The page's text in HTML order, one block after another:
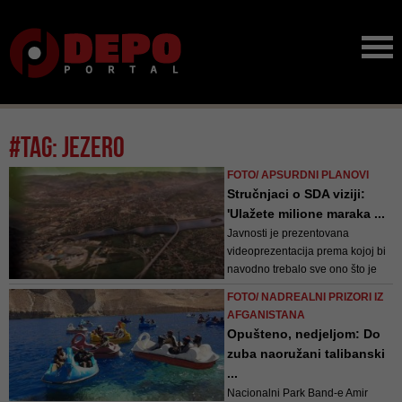
#tag: jezero
FOTO/ APSURDNI PLANOVI
Stručnjaci o SDA viziji:
'Ulažete milione maraka ...
Javnosti je prezentovana
videoprezentacija prema kojoj bi
navodno trebalo sve ono što je
podrazumijeva i rušenje
postojećeg Međunarodnog
aerodroma Sarajevo te stvar...
FOTO/ NADREALNI PRIZORI IZ
AFGANISTANA
Opušteno, nedjeljom: Do
zuba naoružani talibanski
...
Nacionalni Park Band-e Amir